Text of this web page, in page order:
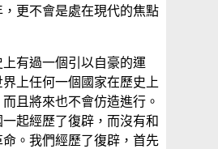
，更不會是處在現代的焦點
有過一個引以自豪的運
上任何一個國家在歷史上
且將來也不會仿造進行。
起經歷了復辟，而沒有和
。我們經歷了復辟，首先